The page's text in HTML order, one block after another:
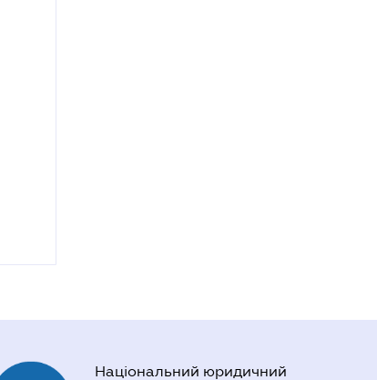
Національний юридичний